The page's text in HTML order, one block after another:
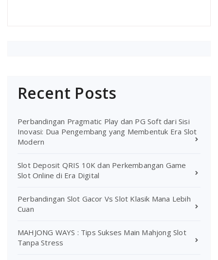
Recent Posts
Perbandingan Pragmatic Play dan PG Soft dari Sisi
Inovasi: Dua Pengembang yang Membentuk Era Slot
Modern
Slot Deposit QRIS 10K dan Perkembangan Game
Slot Online di Era Digital
Perbandingan Slot Gacor Vs Slot Klasik Mana Lebih
Cuan
MAHJONG WAYS : Tips Sukses Main Mahjong Slot
Tanpa Stress